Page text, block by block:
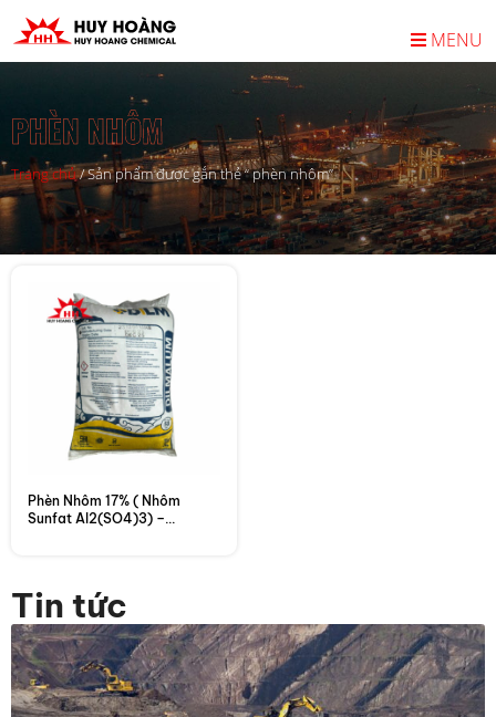
MENU
PHÈN NHÔM
Trang chủ/Sản phẩm được gắn thẻ “ phèn nhôm”
Phèn Nhôm 17% ( Nhôm
Sunfat Al2(SO4)3) –
Tin tức